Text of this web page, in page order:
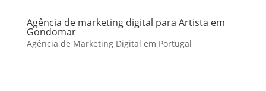
Agência de marketing digital para Artista em
Gondomar
Agência de Marketing Digital em Portugal